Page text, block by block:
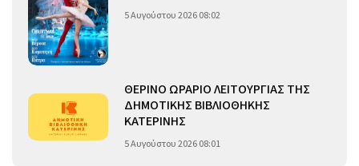
5 Αυγούστου 2026 08:02
ΘΕΡΙΝΟ ΩΡΑΡΙΟ ΛΕΙΤΟΥΡΓΙΑΣ ΤΗΣ
ΔΗΜΟΤΙΚΗΣ ΒΙΒΛΙΟΘΗΚΗΣ
ΚΑΤΕΡΙΝΗΣ
5 Αυγούστου 2026 08:01